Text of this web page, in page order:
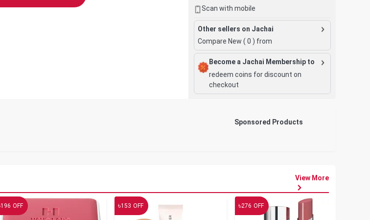
Scan with mobile
Other sellers on Jachai
Compare New ( 0 ) from
Become a Jachai Membership to
redeem coins for discount on
checkout
Sponsored Products
View More
196 OFF ৳153 OFF ৳276 OFF